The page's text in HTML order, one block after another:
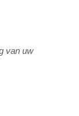
van uw